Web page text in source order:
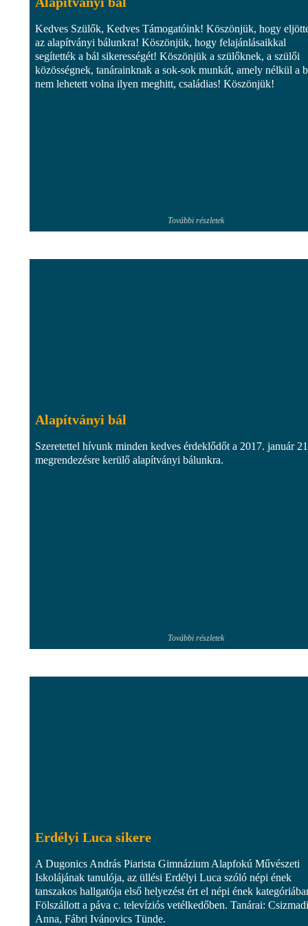
Kedves Szülők, Kedves Támogatóink! Köszönjük, hogy
az alapítványi bálunkra! Köszönjük, hogy felajánlásaikkal
segítették a bál sikerességét! Köszönjük a szülőknek, a szülői
közösségnek, tanárainknak a sok-sok munkát, amely nélkül a
nem lehetett volna ilyen meghitt, családias! Köszönjük!
További részletek
Alapítványi bál
Szeretettel hívunk minden kedves érdeklődőt a 2017. január
megrendezésre kerülő alapítványi bálunkra.
További részletek
Erdélyi Luca sikere
A Dugonics András Piarista Gimnázium Alapfokú Művészeti
Iskolájának tanulója, az üllési Erdélyi Luca szóló népi ének
tanszakos hallgatója első helyezést ért el népi ének
Fölszállott a páva c. televíziós vetélkedőben. Tanárai:
Anna, Fábri Ivánovics Tünde.